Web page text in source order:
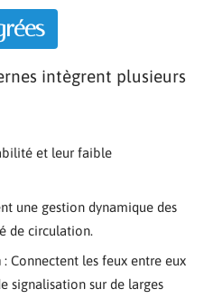
intègrent plusieurs
et leur faible
une gestion dynamique des
de circulation.
: Connectent les feux entre eux
signalisation sur de larges